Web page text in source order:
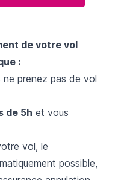
de votre vol
:
ne prenez pas de vol
de 5h et vous
vol, le
possible,